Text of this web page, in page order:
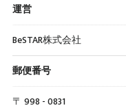
運営
BeSTAR株式会社
郵便番号
〒 998 - 0831